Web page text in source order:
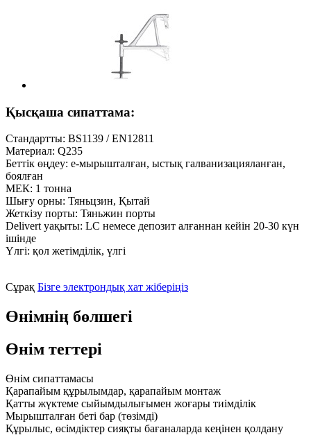
Қысқаша сипаттама:
Стандартты: BS1139 / EN12811
Материал: Q235
Беттік өңдеу: e-мырышталған, ыстық галванизацияланған,
боялған
МЕК: 1 тонна
Шығу орны: Тяньцзин, Қытай
Жеткізу порты: Тяньжин порты
Delivert уақыты: LC немесе депозит алғаннан кейін 20-30 күн
ішінде
Үлгі: қол жетімділік, үлгі
Сұрақ Бізге электрондық хат жіберіңіз
Өнімнің бөлшегі
Өнім тегтері
Өнім сипаттамасы
Қарапайым құрылымдар, қарапайым монтаж
Қатты жүктеме сыйымдылығымен жоғары тиімділік
Мырышталған беті бар (төзімді)
Құрылыс, өсімдіктер сияқты бағаналарда кеңінен қолдану